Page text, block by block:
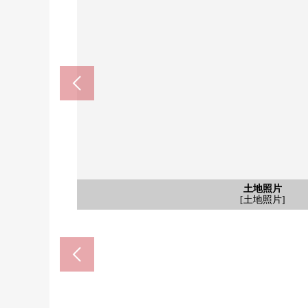
土地照片
[土地照片]
土地照片
[土地照片]
土地照片
[土地照片]
土地照片
[土地照片]
土地照片
[土地照片]
土地照片
[土地照片]
土地照片
[土地照片]
土地照片
[土地照片]
含有前面道路的外观
[前面道路]
Balor安城日出店(约
安城市立新田小学(约
安城市立安城北中学(约